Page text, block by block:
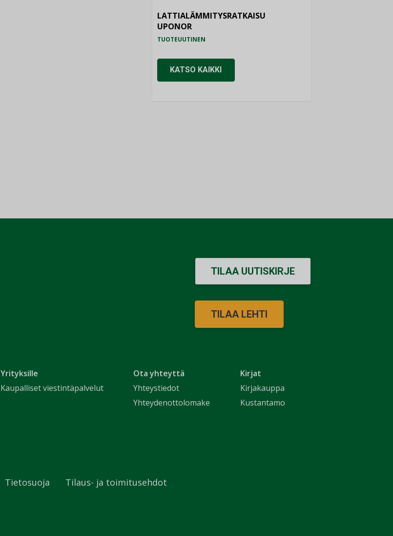
LATTIALÄMMITYSRATKAISU
UPONOR
TUOTEUUTINEN
KATSO KAIKKI
Yrityksille
Kaupalliset viestintäpalvelut
Ota yhteyttä
Yhteystiedot
Yhteydenottolomake
Kirjat
Kirjakauppa
Kustantamo
TILAA UUTISKIRJE
TILAA LEHTI
Tietosuoja Tilaus- ja toimitusehdot